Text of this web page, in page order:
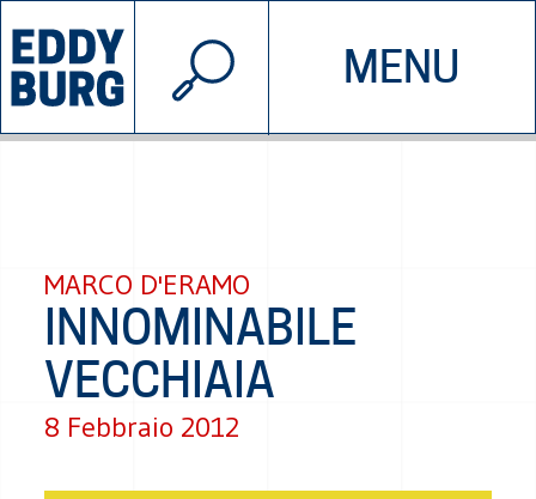
MENU
INIZIATIVE CHI SIAMO
© 2026 EDDYBURG
MARCO D'ERAMO
INNOMINABILE
VECCHIAIA
8 Febbraio 2012